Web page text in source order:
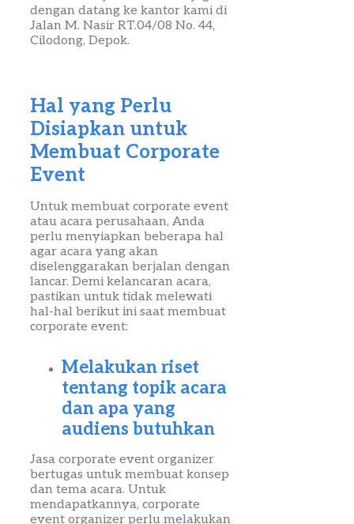
dengan datang ke kantor kami di
Jalan M. Nasir RT.04/08 No. 44,
Cilodong, Depok.
Hal yang Perlu
Disiapkan untuk
Membuat Corporate
Event
Untuk membuat corporate event
atau acara perusahaan, Anda
perlu menyiapkan beberapa hal
agar acara yang akan
diselenggarakan berjalan dengan
lancar. Demi kelancaran acara,
pastikan untuk tidak melewati
hal-hal berikut ini saat membuat
corporate event:
Melakukan riset
tentang topik acara
dan apa yang
audiens butuhkan
Jasa corporate event organizer
bertugas untuk membuat konsep
dan tema acara. Untuk
mendapatkannya, corporate
event organizer perlu melakukan